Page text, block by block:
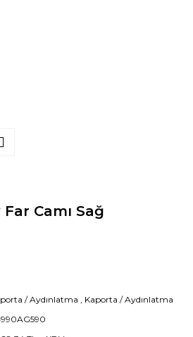
Camı Sağ
/ Aydınlatma , Kaporta / Aydınlatma